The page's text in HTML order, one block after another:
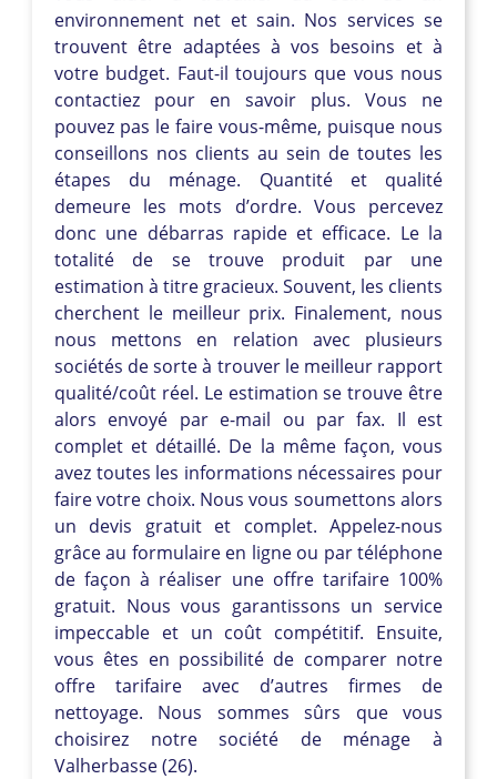
environnement net et sain. Nos services se
trouvent être adaptées à vos besoins et à
votre budget. Faut-il toujours que vous nous
contactiez pour en savoir plus. Vous ne
pouvez pas le faire vous-même, puisque nous
conseillons nos clients au sein de toutes les
étapes du ménage. Quantité et qualité
demeure les mots d’ordre. Vous percevez
donc une débarras rapide et efficace. Le la
totalité de se trouve produit par une
estimation à titre gracieux. Souvent, les clients
cherchent le meilleur prix. Finalement, nous
nous mettons en relation avec plusieurs
sociétés de sorte à trouver le meilleur rapport
qualité/coût réel. Le estimation se trouve être
alors envoyé par e-mail ou par fax. Il est
complet et détaillé. De la même façon, vous
avez toutes les informations nécessaires pour
faire votre choix. Nous vous soumettons alors
un devis gratuit et complet. Appelez-nous
grâce au formulaire en ligne ou par téléphone
de façon à réaliser une offre tarifaire 100%
gratuit. Nous vous garantissons un service
impeccable et un coût compétitif. Ensuite,
vous êtes en possibilité de comparer notre
offre tarifaire avec d’autres firmes de
nettoyage. Nous sommes sûrs que vous
choisirez notre société de ménage à
Valherbasse (26).